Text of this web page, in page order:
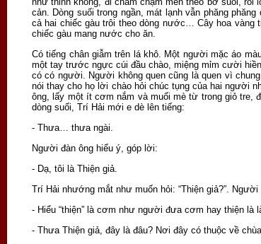
cản. Dòng suối trong ngần, mát lạnh vẫn phăng
cả hai chiếc gàu trôi theo dòng nước… Cây hoa vàng
chiếc gàu mang nước cho ăn.
Có tiếng chân giẫm trên lá khô. Một người mặc áo
một tay trước ngực cúi đầu chào, miệng mỉm cười
có có người. Người không quen cũng là quen vì
nói thay cho họ lời chào hỏi chúc tụng của hai người
ông, lấy một ít cơm nắm và muối mè từ trong giỏ
dòng suối, Trí Hải mới e dè lên tiếng:
- Thưa… thưa ngài.
Người đàn ông hiểu ý, góp lời:
- Dạ, tôi là Thiện giả.
Trí Hải nhướng mắt như muốn hỏi: “Thiện giả?”.
- Hiểu “thiện” là cơm như người đưa cơm hay thiện
- Thưa Thiện giả, đây là đâu? Nơi đây có thuộc về